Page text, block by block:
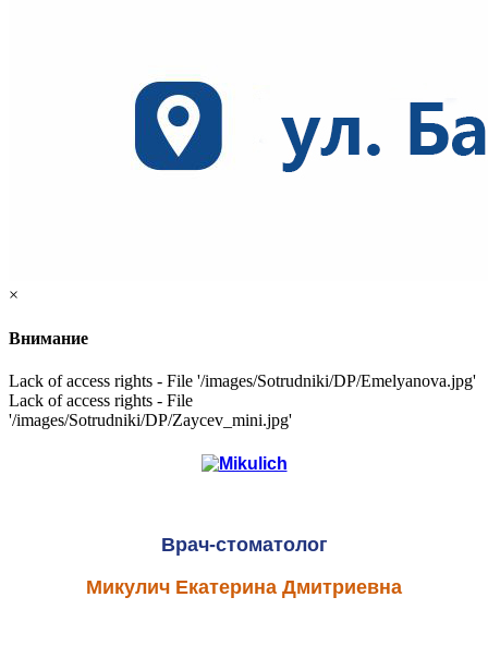
×
Внимание
Lack of access rights - File '/images/Sotrudniki/DP/Emelyanova.jpg'
Lack of access rights - File
'/images/Sotrudniki/DP/Zaycev_mini.jpg'
Врач-стоматолог
Микулич Екатерина Дмитриевна